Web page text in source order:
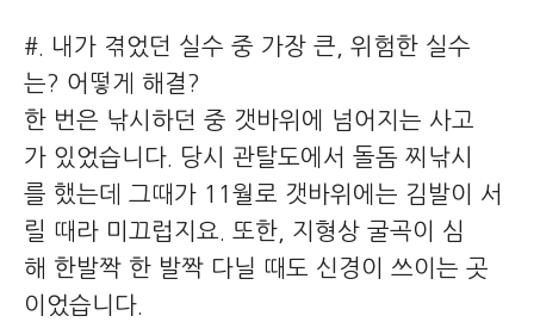
#. 내가 겪었던 실수 중 가장 큰, 위험한 실수
는? 어떻게 해결?
한 번은 낚시하던 중 갯바위에 넘어지는 사고
가 있었습니다. 당시 관탈도에서 돌돔 찌낚시
를 했는데 그때가 11월로 갯바위에는 김발이 서
릴 때라 미끄럽지요. 또한, 지형상 굴곡이 심
해 한발짝 한 발짝 다닐 때도 신경이 쓰이는 곳
이었습니다.